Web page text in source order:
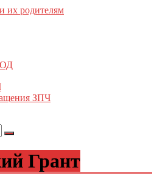
их родителям
ЗПЧ
Грант